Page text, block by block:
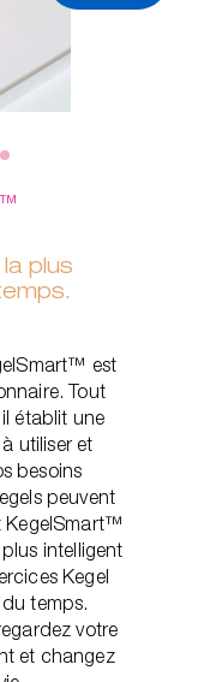
™
plus
est
Tout
établit une
utiliser et
besoins
peuvent
KegelSmart™
intelligent
Kegel
temps.
votre
et changez